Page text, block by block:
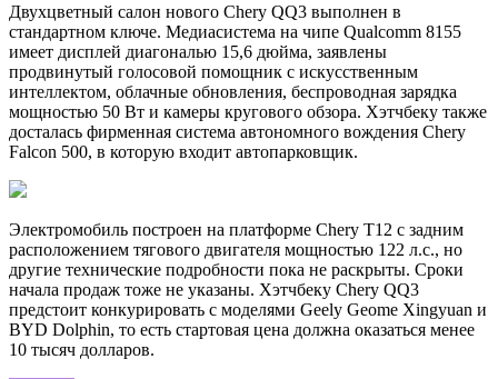
Двухцветный салон нового Chery QQ3 выполнен в
стандартном ключе. Медиасистема на чипе Qualcomm 8155
имеет дисплей диагональю 15,6 дюйма, заявлены
продвинутый голосовой помощник с искусственным
интеллектом, облачные обновления, беспроводная зарядка
мощностью 50 Вт и камеры кругового обзора. Хэтчбеку также
досталась фирменная система автономного вождения Chery
Falcon 500, в которую входит автопарковщик.
Электромобиль построен на платформе Chery T12 с задним
расположением тягового двигателя мощностью 122 л.с., но
другие технические подробности пока не раскрыты. Сроки
начала продаж тоже не указаны. Хэтчбеку Chery QQ3
предстоит конкурировать с моделями Geely Geome Xingyuan и
BYD Dolphin, то есть стартовая цена должна оказаться менее
10 тысяч долларов.